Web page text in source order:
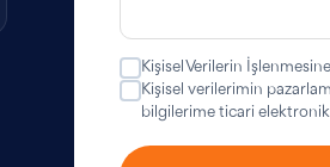
Kişisel Verilerin
Kişisel verilerimin
bilgilerime ticari